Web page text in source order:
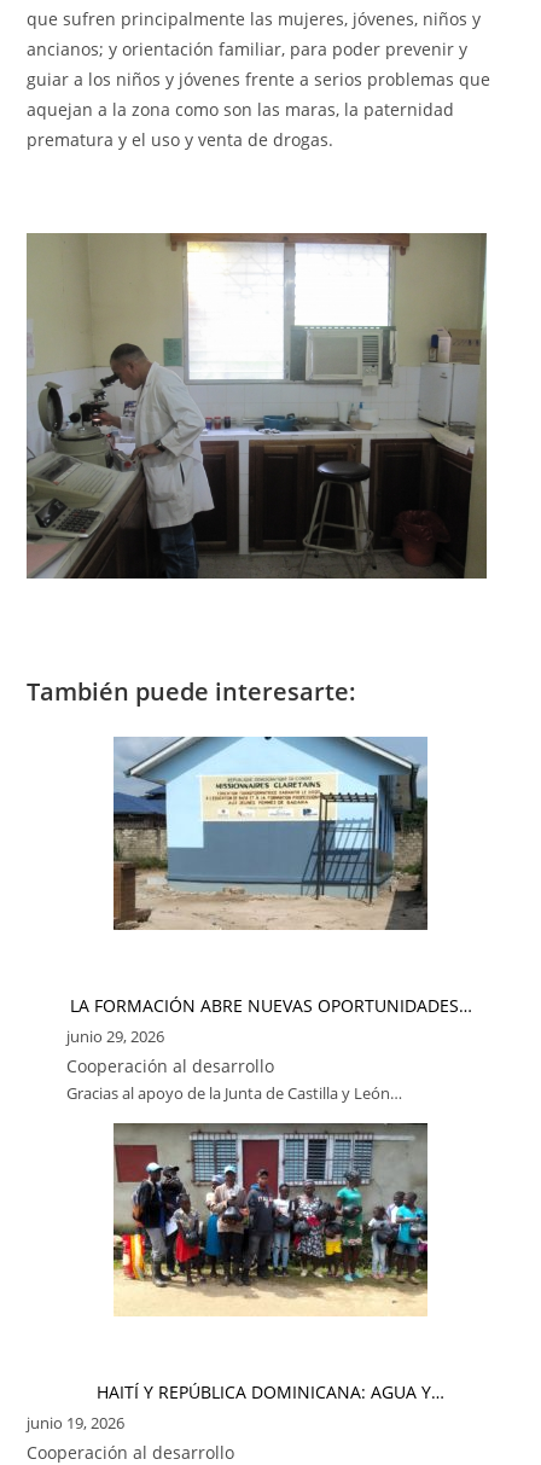
que sufren principalmente las mujeres, jóvenes, niños y
ancianos; y orientación familiar, para poder prevenir y
guiar a los niños y jóvenes frente a serios problemas que
aquejan a la zona como son las maras, la paternidad
prematura y el uso y venta de drogas.
También puede interesarte:
LA FORMACIÓN ABRE NUEVAS OPORTUNIDADES…
junio 29, 2026
Cooperación al desarrollo
Gracias al apoyo de la Junta de Castilla y León…
HAITÍ Y REPÚBLICA DOMINICANA: AGUA Y…
junio 19, 2026
Cooperación al desarrollo